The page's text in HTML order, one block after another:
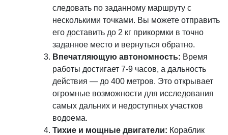
следовать по заданному маршруту с
несколькими точками. Вы можете отправить
его доставить до 2 кг прикормки в точно
заданное место и вернуться обратно.
Впечатляющую автономность: Время
работы достигает 7-9 часов, а дальность
действия — до 400 метров. Это открывает
огромные возможности для исследования
самых дальних и недоступных участков
водоема.
Тихие и мощные двигатели: Кораблик